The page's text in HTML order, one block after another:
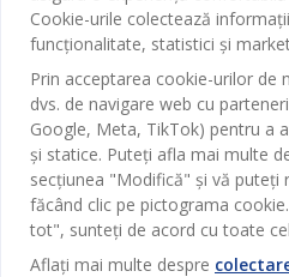
RĂDĂCINI
Compania noastră s-a
GARANȚII
Ai 25 de ani garanție la
gama
Cookie-urile colectează
funcționalitate, statistici și
Prin acceptarea cookie-urilor de
dvs. de navigare web cu
Google, Meta, TikTok) pentru a
și statice. Puteți afla mai multe
secțiunea "Modifică" și vă puteți
făcând clic pe pictograma
tot", sunteți de acord cu toate
Aflați mai multe despre